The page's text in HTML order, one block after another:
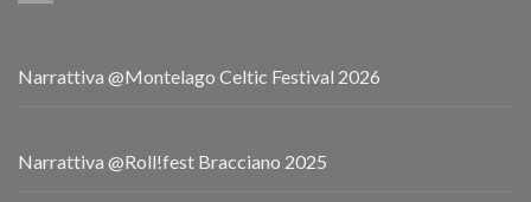
Narrattiva @Montelago Celtic Festival 2026
Narrattiva @Roll!fest Bracciano 2025